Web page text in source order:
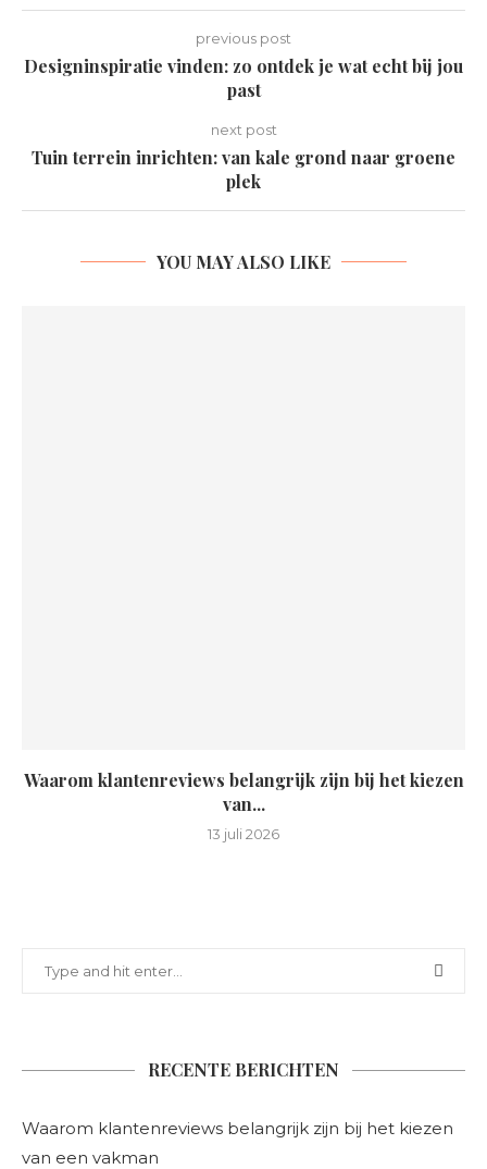
previous post
Designinspiratie vinden: zo ontdek je wat echt bij jou
past
next post
Tuin terrein inrichten: van kale grond naar groene
plek
YOU MAY ALSO LIKE
Waarom klantenreviews belangrijk zijn bij het kiezen
van...
13 juli 2026
RECENTE BERICHTEN
Waarom klantenreviews belangrijk zijn bij het kiezen
van een vakman